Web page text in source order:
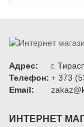
Адрес:
г.
Телефон: + 373
Email:
ИНТЕРНЕТ